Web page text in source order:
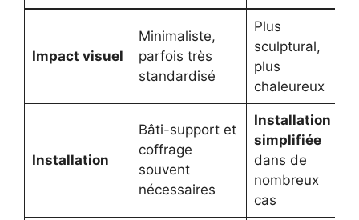
Impact visuel
Minimaliste,
parfois très
standardisé
Plus
sculptural,
plus
chaleureux
Installation
Bâti-support et
coffrage
souvent
nécessaires
Installation
simplifiée
dans de
nombreux
cas